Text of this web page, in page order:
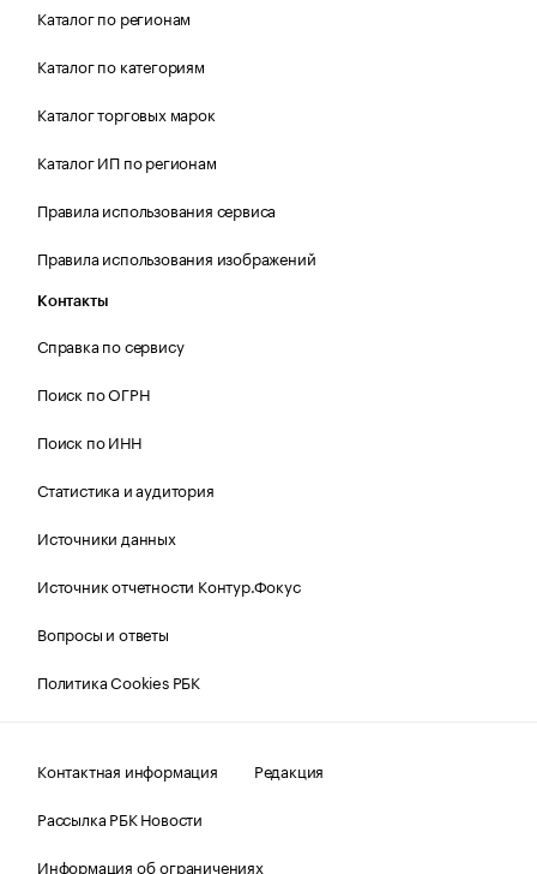
Каталог по регионам
Каталог по категориям
Каталог торговых марок
Каталог ИП по регионам
Правила использования сервиса
Правила использования изображений
Контакты
Справка по сервису
Поиск по ОГРН
Поиск по ИНН
Статистика и аудитория
Источники данных
Источник отчетности Контур.Фокус
Вопросы и ответы
Политика Cookies РБК
Контактная информация
Редакция
Рассылка РБК Новости
Информация об ограничениях